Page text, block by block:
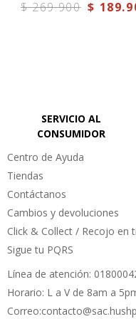
Color: Beige.
gamuzados,
$ 269.900 $ 189.
SERVICIO AL
CONSUMIDOR
Centro de Ayuda
Tiendas
Contáctanos
Cambios y devoluciones
Click & Collect / Recojo en
Sigue tu PQRS
Línea de atención:
Horario: L a V de 8am a